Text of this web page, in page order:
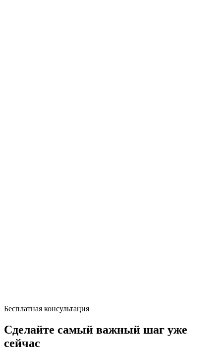
Бесплатная консультация
Сделайте самый важный шаг уже
сейчас